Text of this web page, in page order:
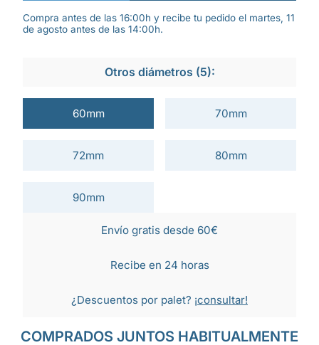
Compra antes de las 16:00h y recibe tu pedido el martes, 11
de agosto antes de las 14:00h.
Otros diámetros (5):
60mm 70mm
72mm 80mm
90mm
Envío gratis desde 60€
Recibe en 24 horas
¿Descuentos por palet? ¡consultar!
COMPRADOS JUNTOS HABITUALMENTE